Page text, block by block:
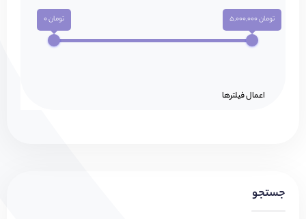
تومان 0 تومان 5,000,000
اعمال فیلتر‌ها
جستجو